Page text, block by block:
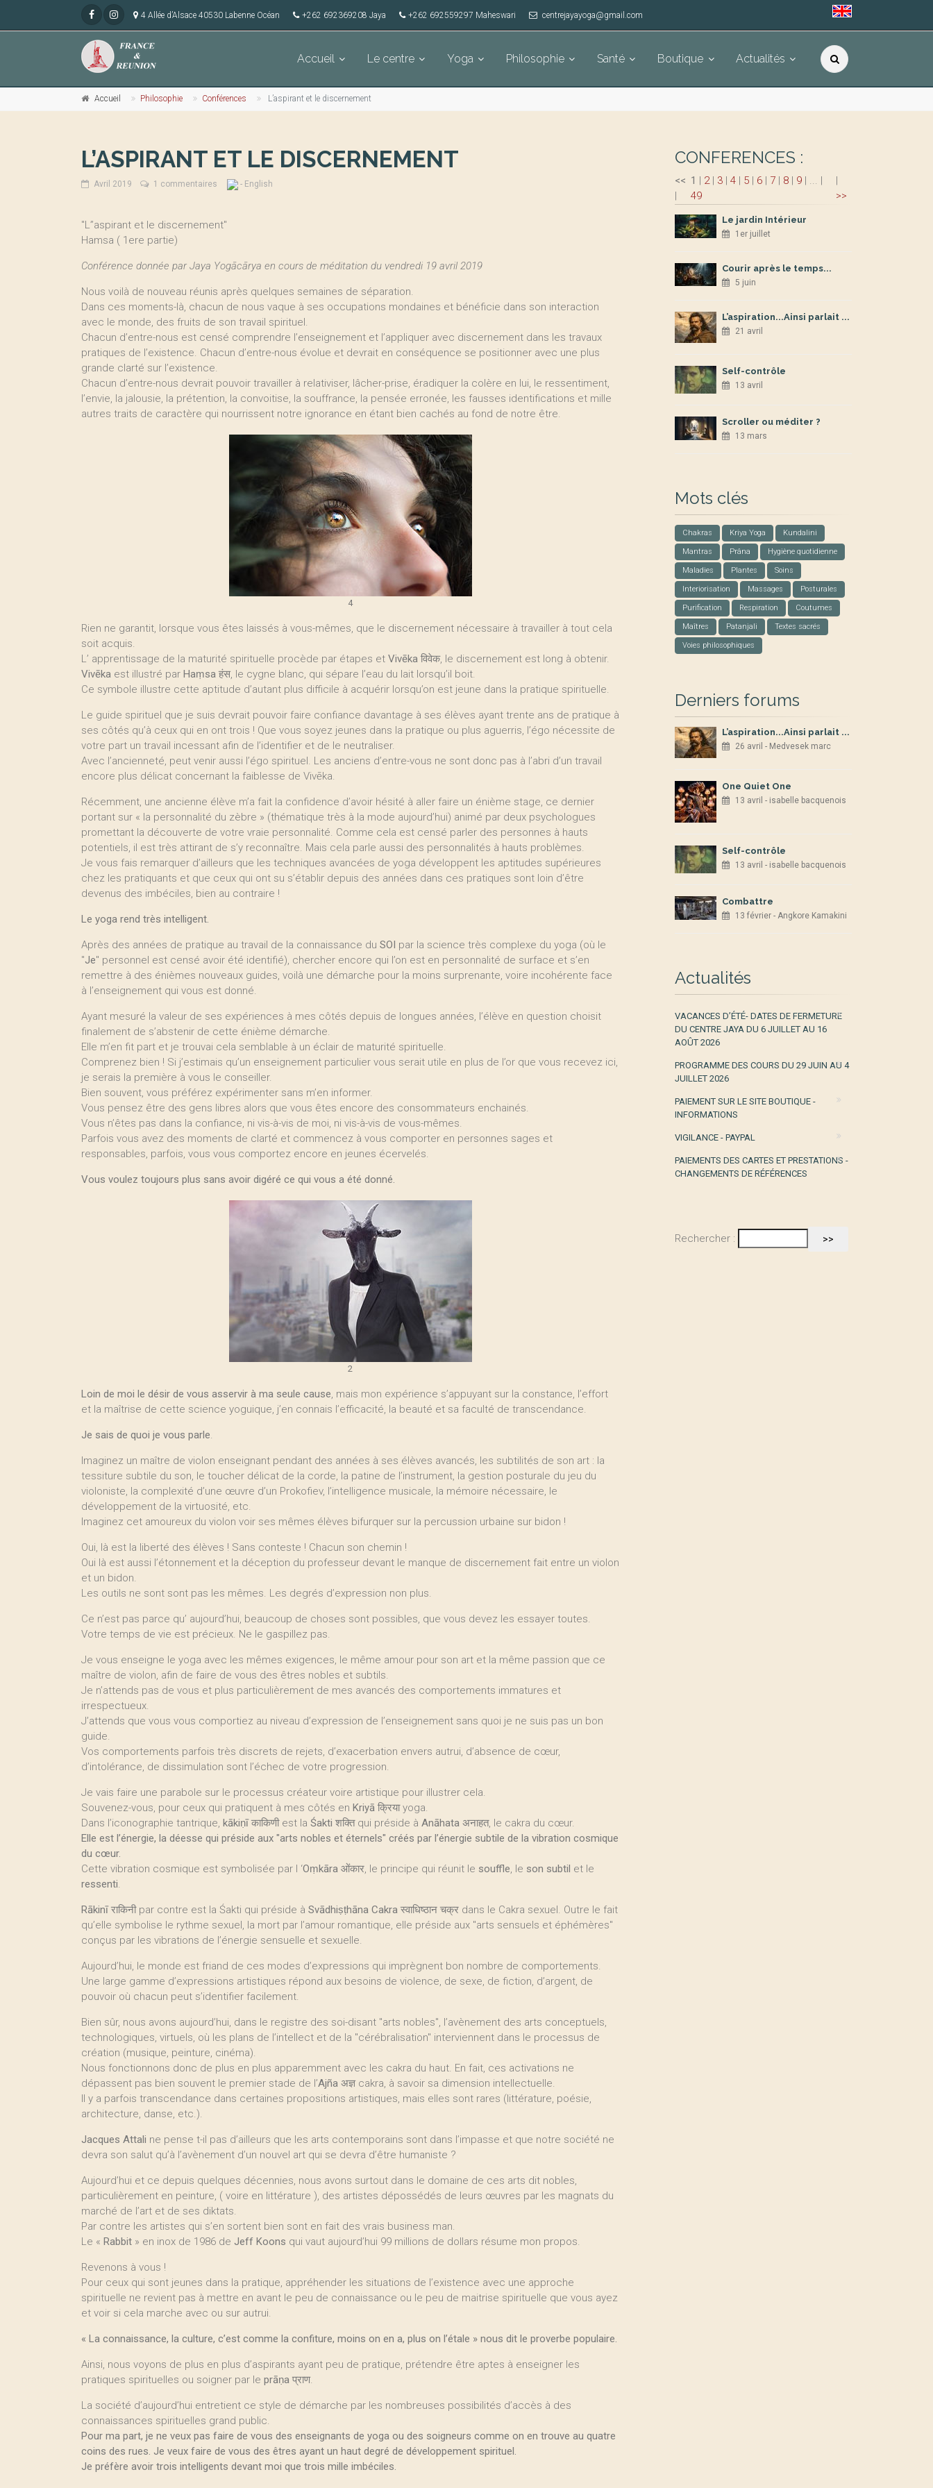
4 Allée d’Alsace 40530 Labenne Océan +262 692369208 Jaya +262 692559297 Maheswari centrejayayoga@gmail.com
Accueil Le centre Yoga Philosophie Santé Boutique Actualités
Accueil Philosophie Conférences L’aspirant et le discernement
L’ASPIRANT ET LE DISCERNEMENT
Avril 2019 1 commentaires - English
"L’’aspirant et le discernement"
Hamsa ( 1ere partie)
Conférence donnée par Jaya Yogācārya en cours de méditation du vendredi 19 avril 2019
Nous voilà de nouveau réunis après quelques semaines de séparation.
Dans ces moments-là, chacun de nous vaque à ses occupations mondaines et bénéficie dans son interaction
avec le monde, des fruits de son travail spirituel.
Chacun d’entre-nous est censé comprendre l’enseignement et l’appliquer avec discernement dans les travaux
pratiques de l’existence. Chacun d’entre-nous évolue et devrait en conséquence se positionner avec une plus
grande clarté sur l’existence.
Chacun d’entre-nous devrait pouvoir travailler à relativiser, lâcher-prise, éradiquer la colère en lui, le ressentiment,
l’envie, la jalousie, la prétention, la convoitise, la souffrance, la pensée erronée, les fausses identifications et mille
autres traits de caractère qui nourrissent notre ignorance en étant bien cachés au fond de notre être.
4
Rien ne garantit, lorsque vous êtes laissés à vous-mêmes, que le discernement nécessaire à travailler à tout cela
soit acquis.
L’ apprentissage de la maturité spirituelle procède par étapes et Vivēka विवेक, le discernement est long à obtenir.
Vivēka est illustré par Haṃsa हंस, le cygne blanc, qui sépare l’eau du lait lorsqu’il boit.
Ce symbole illustre cette aptitude d’autant plus difficile à acquérir lorsqu’on est jeune dans la pratique spirituelle.
Le guide spirituel que je suis devrait pouvoir faire confiance davantage à ses élèves ayant trente ans de pratique à
ses côtés qu’à ceux qui en ont trois ! Que vous soyez jeunes dans la pratique ou plus aguerris, l’égo nécessite de
votre part un travail incessant afin de l’identifier et de le neutraliser.
Avec l’ancienneté, peut venir aussi l’égo spirituel. Les anciens d’entre-vous ne sont donc pas à l’abri d’un travail
encore plus délicat concernant la faiblesse de Vivēka.
Récemment, une ancienne élève m’a fait la confidence d’avoir hésité à aller faire un énième stage, ce dernier
portant sur « la personnalité du zèbre » (thématique très à la mode aujourd’hui) animé par deux psychologues
promettant la découverte de votre vraie personnalité. Comme cela est censé parler des personnes à hauts
potentiels, il est très attirant de s’y reconnaître. Mais cela parle aussi des personnalités à hauts problèmes.
Je vous fais remarquer d’ailleurs que les techniques avancées de yoga développent les aptitudes supérieures
chez les pratiquants et que ceux qui ont su s’établir depuis des années dans ces pratiques sont loin d’être
devenus des imbéciles, bien au contraire !
Le yoga rend très intelligent.
Après des années de pratique au travail de la connaissance du SOI par la science très complexe du yoga (où le
"Je" personnel est censé avoir été identifié), chercher encore qui l’on est en personnalité de surface et s’en
remettre à des énièmes nouveaux guides, voilà une démarche pour la moins surprenante, voire incohérente face
à l’enseignement qui vous est donné.
Ayant mesuré la valeur de ses expériences à mes côtés depuis de longues années, l’élève en question choisit
finalement de s’abstenir de cette énième démarche.
Elle m’en fit part et je trouvai cela semblable à un éclair de maturité spirituelle.
Comprenez bien ! Si j’estimais qu’un enseignement particulier vous serait utile en plus de l’or que vous recevez ici,
je serais la première à vous le conseiller.
Bien souvent, vous préférez expérimenter sans m’en informer.
Vous pensez être des gens libres alors que vous êtes encore des consommateurs enchainés.
Vous n’êtes pas dans la confiance, ni vis-à-vis de moi, ni vis-à-vis de vous-mêmes.
Parfois vous avez des moments de clarté et commencez à vous comporter en personnes sages et
responsables, parfois, vous vous comportez encore en jeunes écervelés.
Vous voulez toujours plus sans avoir digéré ce qui vous a été donné.
2
Loin de moi le désir de vous asservir à ma seule cause, mais mon expérience s’appuyant sur la constance, l’effort
et la maîtrise de cette science yoguique, j’en connais l’efficacité, la beauté et sa faculté de transcendance.
Je sais de quoi je vous parle.
Imaginez un maître de violon enseignant pendant des années à ses élèves avancés, les subtilités de son art : la
tessiture subtile du son, le toucher délicat de la corde, la patine de l’instrument, la gestion posturale du jeu du
violoniste, la complexité d’une œuvre d’un Prokofiev, l’intelligence musicale, la mémoire nécessaire, le
développement de la virtuosité, etc.
Imaginez cet amoureux du violon voir ses mêmes élèves bifurquer sur la percussion urbaine sur bidon !
Oui, là est la liberté des élèves ! Sans conteste ! Chacun son chemin !
Oui là est aussi l’étonnement et la déception du professeur devant le manque de discernement fait entre un violon
et un bidon.
Les outils ne sont sont pas les mêmes. Les degrés d’expression non plus.
Ce n’est pas parce qu’ aujourd’hui, beaucoup de choses sont possibles, que vous devez les essayer toutes.
Votre temps de vie est précieux. Ne le gaspillez pas.
Je vous enseigne le yoga avec les mêmes exigences, le même amour pour son art et la même passion que ce
maître de violon, afin de faire de vous des êtres nobles et subtils.
Je n’attends pas de vous et plus particulièrement de mes avancés des comportements immatures et
irrespectueux.
J’attends que vous vous comportiez au niveau d’expression de l’enseignement sans quoi je ne suis pas un bon
guide.
Vos comportements parfois très discrets de rejets, d’exacerbation envers autrui, d’absence de cœur,
d’intolérance, de dissimulation sont l’échec de votre progression.
Je vais faire une parabole sur le processus créateur voire artistique pour illustrer cela.
Souvenez-vous, pour ceux qui pratiquent à mes côtés en Kriyā क्रिया yoga.
Dans l’iconographie tantrique, kākiṇīकाकिणी est la Śakti शक्ति qui préside à Anāhata अनाहत, le cakra du cœur.
Elle est l’énergie, la déesse qui préside aux "arts nobles et éternels" créés par l’énergie subtile de la vibration cosmique
du cœur.
Cette vibration cosmique est symbolisée par l ‘Oṃkāra ओंकार, le principe qui réunit le souffle, le son subtil et le
ressenti.
Rākinīराकिनी par contre est la Śakti qui préside à Svādhiṣṭhāna Cakra स्वाधिष्ठान चक्र dans le Cakra sexuel. Outre le fait
qu’elle symbolise le rythme sexuel, la mort par l’amour romantique, elle préside aux "arts sensuels et éphémères"
conçus par les vibrations de l’énergie sensuelle et sexuelle.
Aujourd’hui, le monde est friand de ces modes d’expressions qui imprègnent bon nombre de comportements.
Une large gamme d’expressions artistiques répond aux besoins de violence, de sexe, de fiction, d’argent, de
pouvoir où chacun peut s’identifier facilement.
Bien sûr, nous avons aujourd’hui, dans le registre des soi-disant "arts nobles", l’avènement des arts conceptuels,
technologiques, virtuels, où les plans de l’intellect et de la "cérébralisation" interviennent dans le processus de
création (musique, peinture, cinéma).
Nous fonctionnons donc de plus en plus apparemment avec les cakra du haut. En fait, ces activations ne
dépassent pas bien souvent le premier stade de l’Ajña अज्ञ cakra, à savoir sa dimension intellectuelle.
Il y a parfois transcendance dans certaines propositions artistiques, mais elles sont rares (littérature, poésie,
architecture, danse, etc.).
Jacques Attali ne pense t-il pas d’ailleurs que les arts contemporains sont dans l’impasse et que notre société ne
devra son salut qu’à l’avènement d’un nouvel art qui se devra d’être humaniste ?
Aujourd’hui et ce depuis quelques décennies, nous avons surtout dans le domaine de ces arts dit nobles,
particulièrement en peinture, ( voire en littérature ), des artistes dépossédés de leurs œuvres par les magnats du
marché de l’art et de ses diktats.
Par contre les artistes qui s’en sortent bien sont en fait des vrais business man.
Le « Rabbit » en inox de 1986 de Jeff Koons qui vaut aujourd’hui 99 millions de dollars résume mon propos.
Revenons à vous !
Pour ceux qui sont jeunes dans la pratique, appréhender les situations de l’existence avec une approche
spirituelle ne revient pas à mettre en avant le peu de connaissance ou le peu de maitrise spirituelle que vous ayez
et voir si cela marche avec ou sur autrui.
« La connaissance, la culture, c’est comme la confiture, moins on en a, plus on l’étale » nous dit le proverbe populaire.
Ainsi, nous voyons de plus en plus d’aspirants ayant peu de pratique, prétendre être aptes à enseigner les
pratiques spirituelles ou soigner par le prāṇa प्राण.
La société d’aujourd’hui entretient ce style de démarche par les nombreuses possibilités d’accès à des
connaissances spirituelles grand public.
Pour ma part, je ne veux pas faire de vous des enseignants de yoga ou des soigneurs comme on en trouve au quatre
coins des rues. Je veux faire de vous des êtres ayant un haut degré de développement spirituel.
Je préfère avoir trois intelligents devant moi que trois mille imbéciles.
CONFERENCES :
<<
|
1 | 2| 3| 4| 5| 6| 7| 8| 9| ... |
49
|
>>
Le jardin Intérieur
1er juillet
Courir après le temps...
5 juin
L’aspiration...Ainsi parlait ...
21 avril
Self-contrôle
13 avril
Scroller ou méditer ?
13 mars
Mots clés
Chakras Kriya Yoga Kundalini
Mantras Prâna Hygiène quotidienne
Maladies Plantes Soins
Interiorisation Massages Posturales
Purification Respiration Coutumes
Maîtres Patanjali Textes sacrés
Voies philosophiques
Derniers forums
L’aspiration...Ainsi parlait ...
26 avril - Medvesek marc
One Quiet One
13 avril - isabelle bacquenois
Self-contrôle
13 avril - isabelle bacquenois
Combattre
13 février - Angkore Kamakini
Actualités
VACANCES D’ÉTÉ- DATES DE FERMETURE
DU CENTRE JAYA DU 6 JUILLET AU 16
AOÛT 2026
PROGRAMME DES COURS DU 29 JUIN AU 4
JUILLET 2026
PAIEMENT SUR LE SITE BOUTIQUE -
INFORMATIONS
VIGILANCE - PAYPAL
PAIEMENTS DES CARTES ET PRESTATIONS -
CHANGEMENTS DE RÉFÉRENCES
Rechercher :